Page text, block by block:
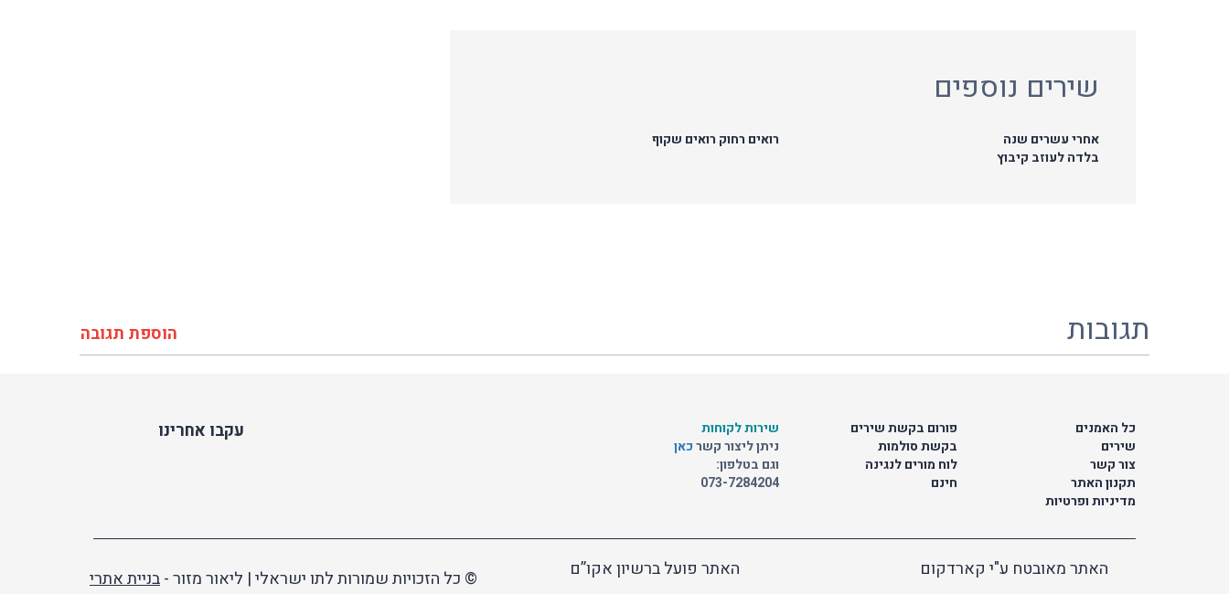
שירים נוספים
רואים רחוק רואים שקוף
אחרי עשרים שנה
בלדה לעוזב קיבוץ
תגובות הוספת תגובה
עקבו אחרינו
שירות לקוחות
ניתן ליצור קשרכאן
וגם בטלפון:
073-7284204
פורום בקשת שירים
בקשת סולמות
לוח מורים לנגינה
חינם
כל האמנים
שירים
צור קשר
תקנון האתר
מדיניות ופרטיות
© כל הזכויות שמורות לתו ישראלי | ליאור מזור -בניית אתרי
האתר פועל ברשיון אקו”ם האתר מאובטח ע"י קארדקום